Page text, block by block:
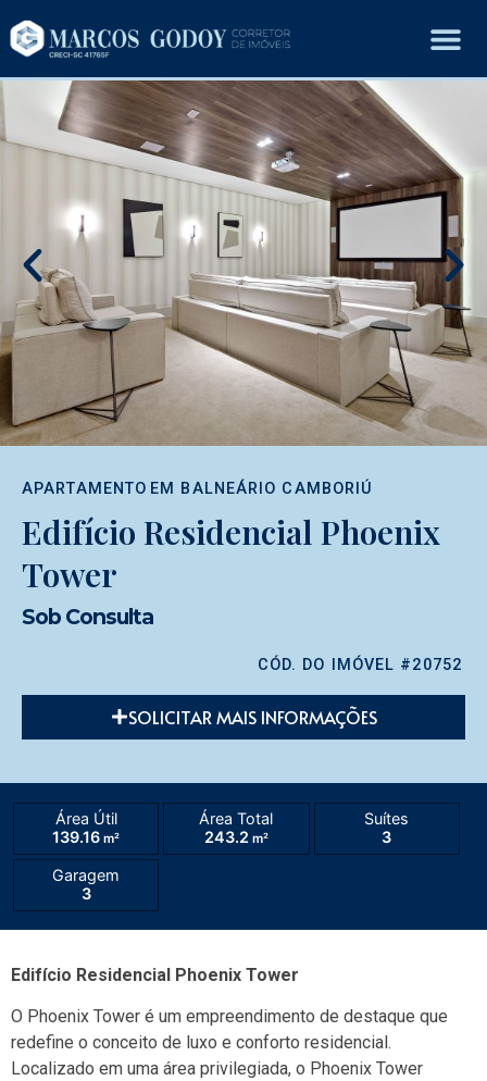
APARTAMENTO EM BALNEÁRIO CAMBORIÚ
Edifício Residencial Phoenix
Tower
Sob Consulta
CÓD. DO IMÓVEL #20752
SOLICITAR MAIS INFORMAÇÕES
Área Útil
139.16 m²
Área Total
243.2 m²
Suítes
3
Garagem
3
Edifício Residencial Phoenix Tower
O Phoenix Tower é um empreendimento de destaque que
redefine o conceito de luxo e conforto residencial.
Localizado em uma área privilegiada, o Phoenix Tower